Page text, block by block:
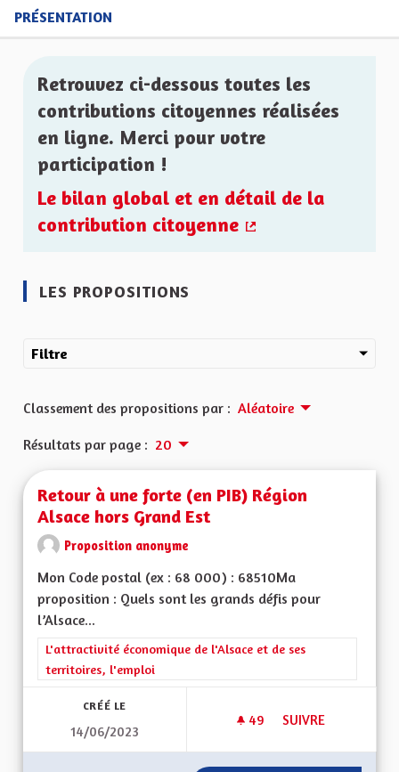
PRÉSENTATION
Retrouvez ci-dessous toutes les
contributions citoyennes réalisées
en ligne. Merci pour votre
participation !
Le bilan global et en détail de la
contribution citoyenne
LES PROPOSITIONS
Filtre
Classement des propositions par : Aléatoire
Résultats par page : 20
Retour à une forte (en PIB) Région
Alsace hors Grand Est
Proposition anonyme
Mon Code postal (ex : 68 000) : 68510Ma
proposition : Quels sont les grands défis pour
l’Alsace...
Filtrer les résultats de la catégorie : L'attractivité
L'attractivité économique de l'Alsace et de ses
territoires, l'emploi
CRÉÉ LE
14/06/2023
49 49 ABONNÉS
SUIVRE